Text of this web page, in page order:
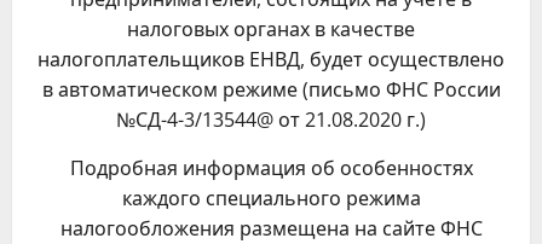
налоговых органах в качестве
налогоплательщиков ЕНВД, будет осуществлено
в автоматическом режиме (письмо ФНС России
№СД-4-3/13544@ от 21.08.2020 г.)
Подробная информация об особенностях
каждого специального режима
налогообложения размещена на сайте ФНС